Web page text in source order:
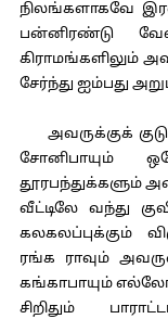
நிலங்களாகவே
பன்னிரண்டு
கிராமங்களிலும்
சேர்ந்து ஐம்பது
அவருக்குக்
சோனிபாயும்
தூரபந்துக்களும்
வீட்டிலே வந்து
கலகலப்புக்கும்
ரங்க ராவும்
கங்காபாயும்
சிறிதும்